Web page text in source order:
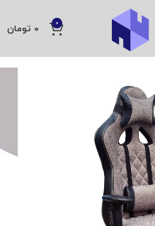
0
0 تومان